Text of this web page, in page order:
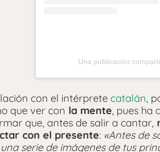
Una publicación
con el intérprete catalán,
que ver con la mente, pues ha
que, antes de salir a cantar,
con el presente: «Antes de
serie de imágenes de tus